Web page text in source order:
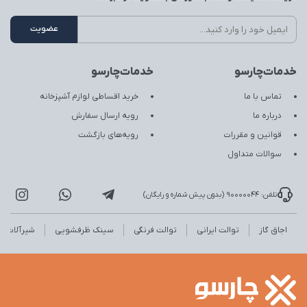
خدمات‌چارسو
تماس با ما
درباره ما
قوانین و مقررات
سوالات متداول
خدمات‌چارسو
خرید اقساطی لوازم آشپزخانه
رویه ارسال سفارش
رویه‌های بازگشت
تلفن: 90000044 (بدون پیش شماره و رایگان)
اجاق گاز توالت ایرانی توالت فرنگی سینک ظرفشویی شیرآلات